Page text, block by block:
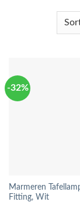
-32%
Marmeren
Fitting, Wit